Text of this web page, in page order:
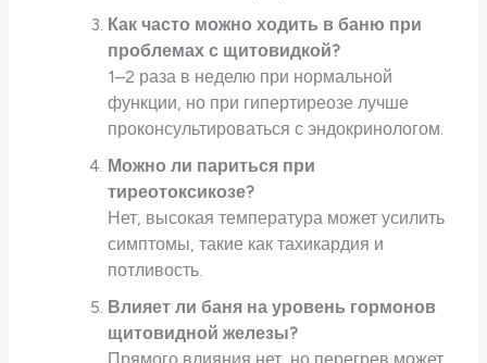
Как часто можно ходить в баню при
проблемах с щитовидкой?
1–2 раза в неделю при нормальной
функции, но при гипертиреозе лучше
проконсультироваться с эндокринологом.
Можно ли париться при
тиреотоксикозе?
Нет, высокая температура может усилить
симптомы, такие как тахикардия и
потливость.
Влияет ли баня на уровень гормонов
щитовидной железы?